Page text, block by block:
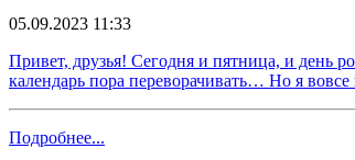
05.09.2023 11:33
​​Привет, друзья! Сегодня и пятница, и день
календарь пора переворачивать… Но я вовсе
Подробнее...